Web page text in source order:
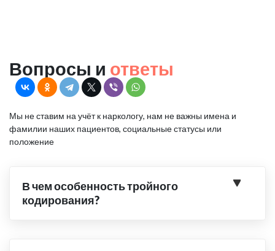
Вопросы и ответы
Мы не ставим на учёт к наркологу, нам не важны имена и
фамилии наших пациентов, социальные статусы или
положение
В чем особенность тройного
кодирования?